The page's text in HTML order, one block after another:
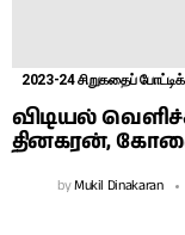
2023-24 சிறுகதைப்
விடியல்
தினகரன்,
byMukil Dinakaran